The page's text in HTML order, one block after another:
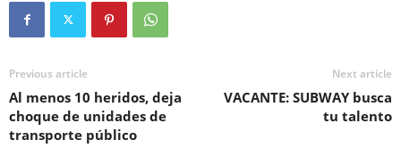
Previous article
Al menos 10 heridos, deja
choque de unidades de
transporte público
Next article
VACANTE: SUBWAY busca
tu talento